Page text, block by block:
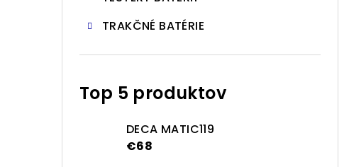
TRAKČNÉ BATÉRIE
Top 5 produktov
DECA MATIC119
€68